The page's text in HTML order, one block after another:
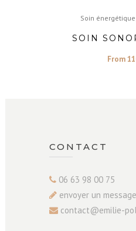
Soin énergétique
SOIN
From
CONTACT
06 63 98 00 75
envoyer un message
contact@emilie-